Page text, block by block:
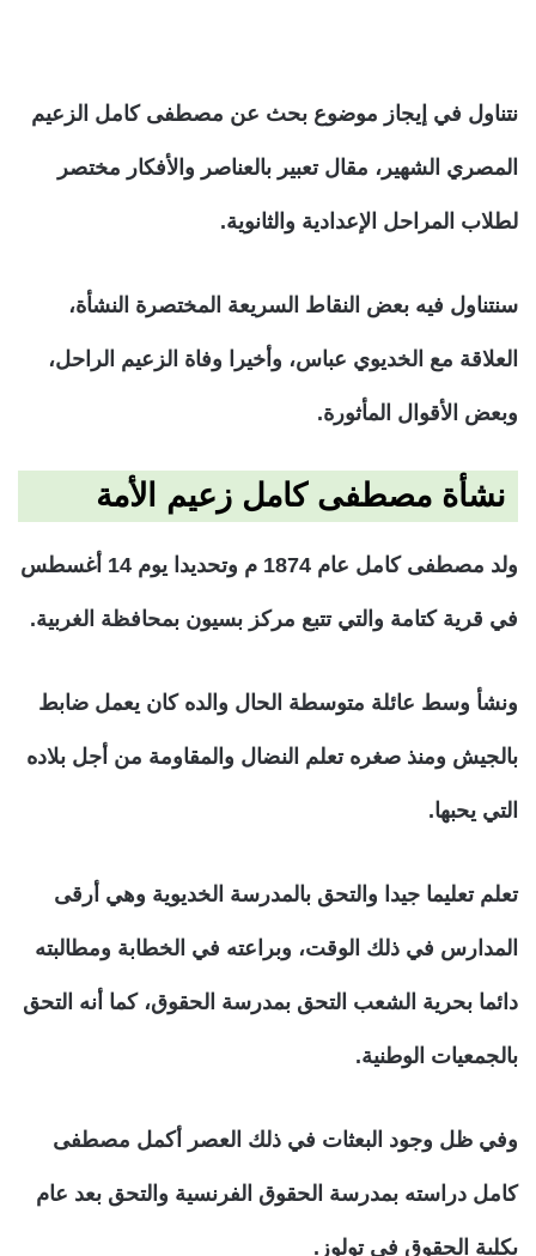
نتناول في إيجاز موضوع بحث عن مصطفى كامل الزعيم
المصري الشهير، مقال تعبير بالعناصر والأفكار مختصر
لطلاب المراحل الإعدادية والثانوية.
سنتناول فيه بعض النقاط السريعة المختصرة النشأة،
العلاقة مع الخديوي عباس، وأخيرا وفاة الزعيم الراحل،
وبعض الأقوال المأثورة.
نشأة مصطفى كامل زعيم الأمة
ولد مصطفى كامل عام 1874 م وتحديدا يوم 14 أغسطس
في قرية كتامة والتي تتبع مركز بسيون بمحافظة الغربية.
ونشأ وسط عائلة متوسطة الحال والده كان يعمل ضابط
بالجيش ومنذ صغره تعلم النضال والمقاومة من أجل بلاده
التي يحبها.
تعلم تعليما جيدا والتحق بالمدرسة الخديوية وهي أرقى
المدارس في ذلك الوقت، وبراعته في الخطابة ومطالبته
دائما بحرية الشعب التحق بمدرسة الحقوق، كما أنه التحق
بالجمعيات الوطنية.
وفي ظل وجود البعثات في ذلك العصر أكمل مصطفى
كامل دراسته بمدرسة الحقوق الفرنسية والتحق بعد عام
بكلية الحقوق في تولوز.